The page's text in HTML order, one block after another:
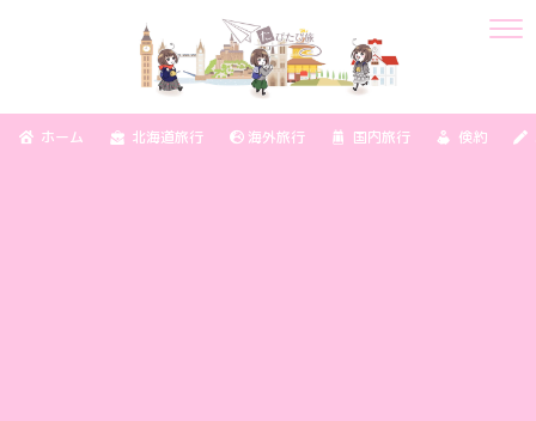
ホーム 北海道旅行 海外旅行 国内旅行 倹約